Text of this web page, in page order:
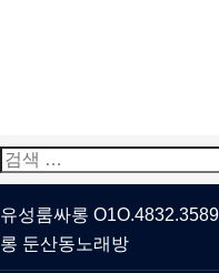
검
색:
유성룸싸롱
롱 둔산동노래방